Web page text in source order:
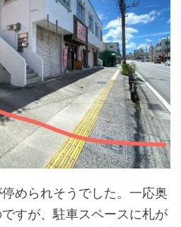
められそうでした。一応奥
すが、駐車スペースに札が